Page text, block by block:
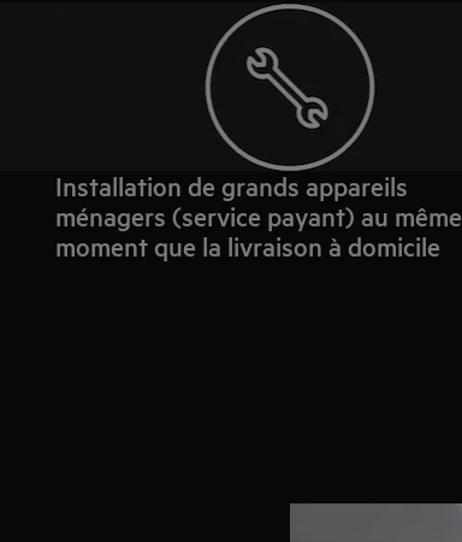
Installation de grands appareils
ménagers (service payant) au même
moment que la livraison à domicile